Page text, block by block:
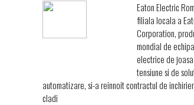
Eaton Electric
filiala locala a
Corporation,
mondial de
electrice de joasa
tensiune si de
automatizare, si-a reinnoit contractul de
cladi